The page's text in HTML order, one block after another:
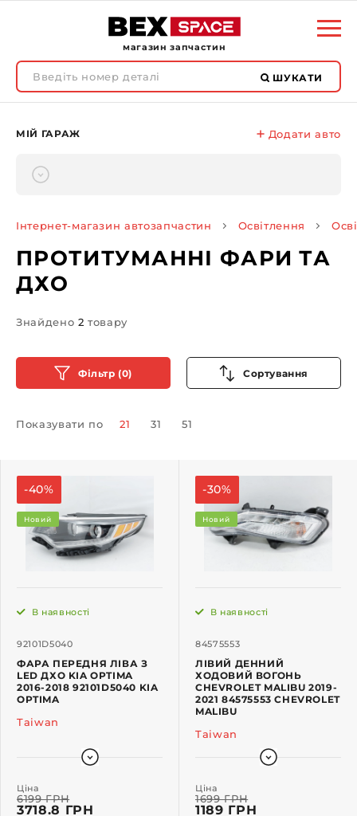
магазин запчастин
ШУКАТИ
МІЙ ГАРАЖ Додати авто
Інтернет-магазин автозапчастин Освітлення
ПРОТИТУМАННІ ФАРИ ТА
ДХО
Знайдено 2 товару
Фільтр (0) Сортування
Показувати по 21 31 51
-40%
Новий
92101D5040
В наявності
ФАРА ПЕРЕДНЯ ЛІВА З
LED ДХО KIA OPTIMA
2016-2018 92101D5040 KIA
OPTIMA
Taiwan
Ціна
6199 ГРН
3718.8 ГРН
-30%
Новий
84575553
В наявності
ЛІВИЙ ДЕННИЙ
ХОДОВИЙ ВОГОНЬ
CHEVROLET MALIBU 2019-
2021 84575553 CHEVROLET
MALIBU
Taiwan
Ціна
1699 ГРН
1189 ГРН